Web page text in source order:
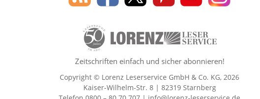
50 Lesefreude im Abo Jahre
Zeitschriften einfach und sicher abonnieren!
Copyright © Lorenz Leserservice GmbH & Co. KG, 2026
Kaiser-Wilhelm-Str. 8 | 82319 Starnberg